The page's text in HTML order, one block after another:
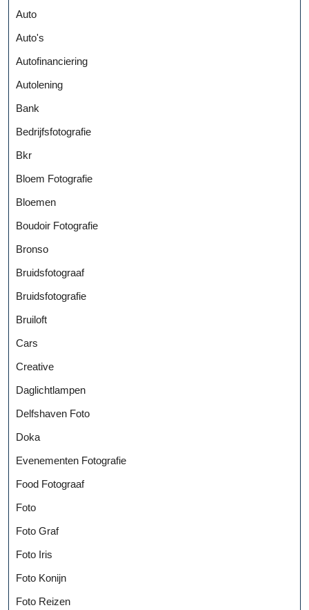
Auto
Auto's
Autofinanciering
Autolening
Bank
Bedrijfsfotografie
Bkr
Bloem Fotografie
Bloemen
Boudoir Fotografie
Bronso
Bruidsfotograaf
Bruidsfotografie
Bruiloft
Cars
Creative
Daglichtlampen
Delfshaven Foto
Doka
Evenementen Fotografie
Food Fotograaf
Foto
Foto Graf
Foto Iris
Foto Konijn
Foto Reizen